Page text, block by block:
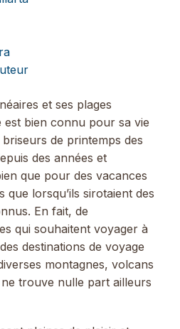
et ses plages
est bien connu pour sa vie
de printemps des
des années et
que pour des vacances
que lorsqu’ils sirotaient des
En fait, de
qui souhaitent voyager à
destinations de voyage
montagnes, volcans
ne trouve nulle part ailleurs